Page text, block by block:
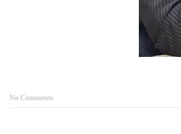
No Comments